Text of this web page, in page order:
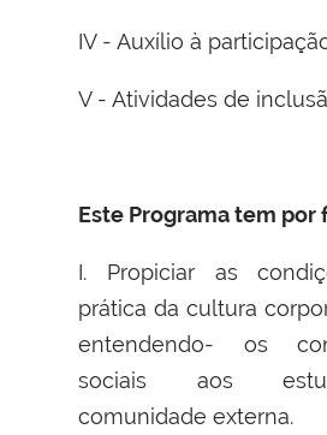
IV - Auxílio à
V - Atividades de
Este Programa tem por
I. Propiciar as
prática da cultura
entendendo- os
sociais aos
comunidade externa.